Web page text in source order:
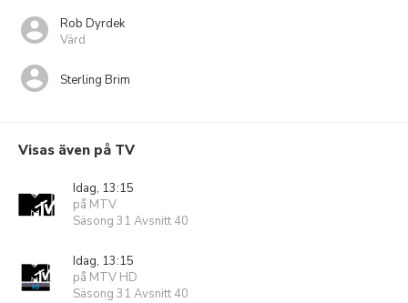
Rob Dyrdek
Värd
Sterling Brim
Visas även på TV
Idag, 13:15
på MTV
Säsong 31 Avsnitt 40
Idag, 13:15
på MTV HD
Säsong 31 Avsnitt 40